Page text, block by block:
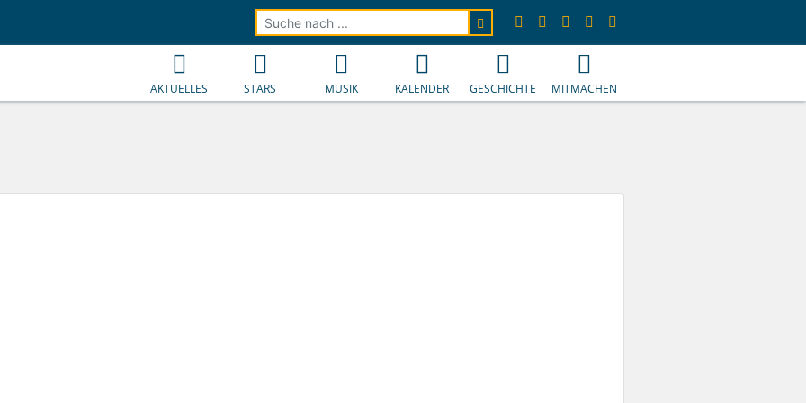
AKTUELLES STARS MUSIK KALENDER GESCHICHTE MITMACHEN